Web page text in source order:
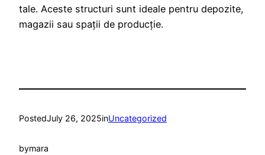
tale. Aceste structuri sunt ideale pentru depozite,
magazii sau spații de producție.
PostedJuly 26, 2025inUncategorized
bymara